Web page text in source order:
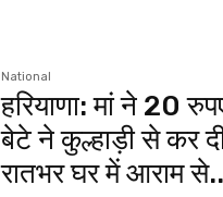
National
हरियाणा: मां ने 20
बेटे ने कुल्हाड़ी से कर
रातभर घर में आराम